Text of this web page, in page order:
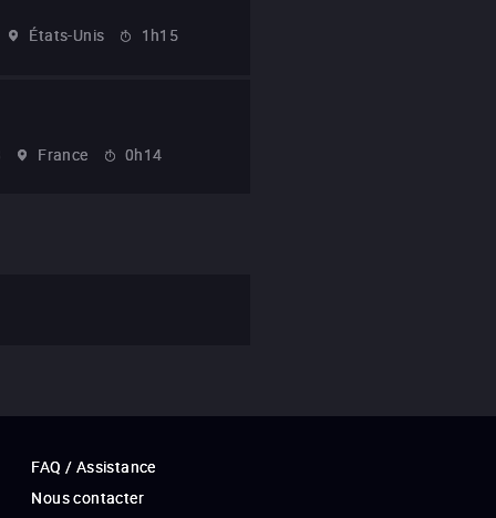
États-Unis 1h15
France 0h14
FAQ / Assistance
Nous contacter